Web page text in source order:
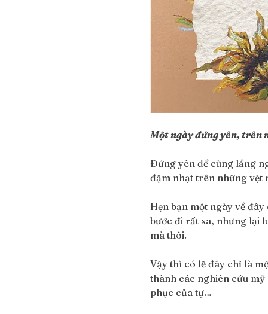
Một ngày đứng yên, trên
Đứng yên để cùng lắng
đậm nhạt trên những vệt
Hẹn bạn một ngày về
bước đi rất xa, nhưng lại
mà thôi.
Vậy thì có lẽ đây chỉ là
thành các nghiên cứu
phục của tự…